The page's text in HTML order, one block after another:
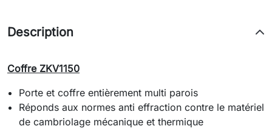
Description
Coffre ZKV1150
Porte et coffre entièrement multi parois
Réponds aux normes anti effraction contre le matériel
de cambriolage mécanique et thermique